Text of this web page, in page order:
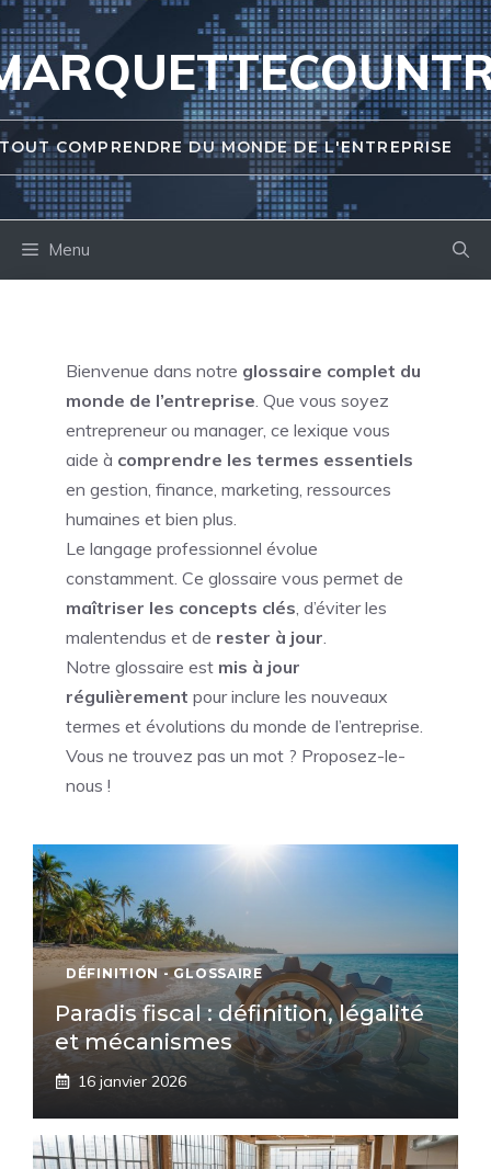
Aller
au
contenu
COMPRENDRE DU MONDE DE L'ENTREPRISE
Menu
Bienvenue dans notre glossaire complet du
monde de l’entreprise . Que vous soyez
entrepreneur ou manager, ce lexique vous
aide à comprendre les termes essentiels
en gestion, finance, marketing, ressources
humaines et bien plus.
Le langage professionnel évolue
constamment. Ce glossaire vous permet de
maîtriser les concepts clés , d’éviter les
malentendus et de rester à jour
Notre glossaire est mis à jour
régulièrement pour inclure les nouveaux
termes et évolutions du monde de l’entreprise.
Vous ne trouvez pas un mot ? Proposez-le-
nous !
DÉFINITION - GLOSSAIRE
Paradis fiscal : définition, légalité
et mécanismes
16 janvier 2026